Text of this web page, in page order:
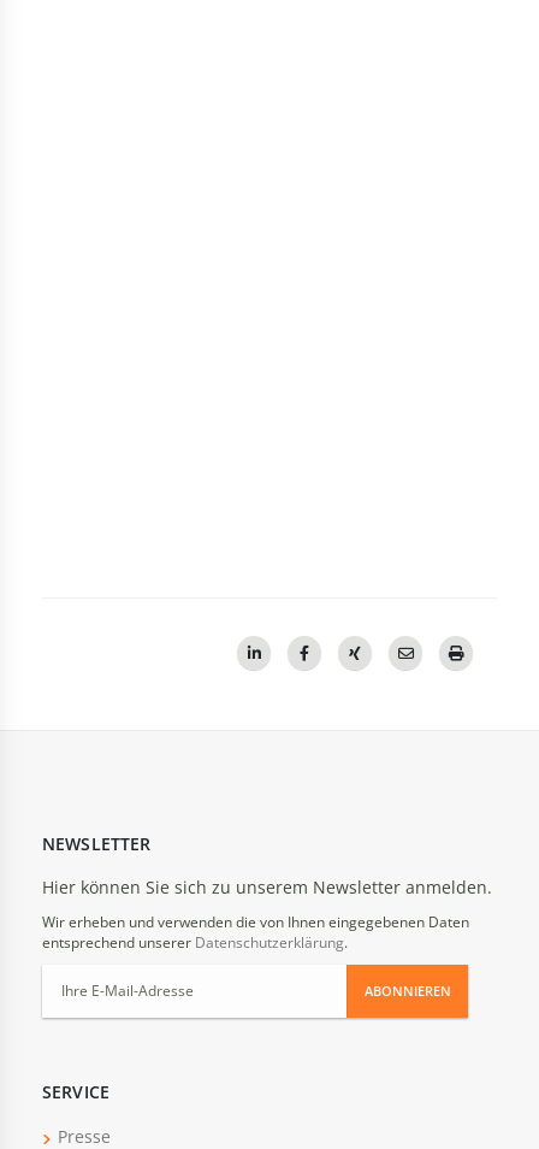
NEWSLETTER
Hier können Sie sich zu unserem Newsletter anmelden.
Wir erheben und verwenden die von Ihnen eingegebenen Daten
entsprechend unserer Datenschutzerklärung.
ABONNIEREN
SERVICE
Presse